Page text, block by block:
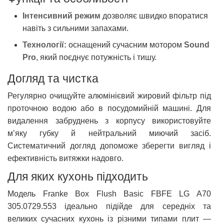
Інтенсивний режим дозволяє швидко впоратися
навіть з сильними запахами.
Технології: оснащений сучасним мотором Sound
Pro, який поєднує потужність і тишу.
Догляд та чистка
Регулярно очищуйте алюмінієвий жировий фільтр під
проточною водою або в посудомийній машині. Для
видалення забруднень з корпусу використовуйте
м’яку губку й нейтральний миючий засіб.
Систематичний догляд допоможе зберегти вигляд і
ефективність витяжки надовго.
Для яких кухонь підходить
Модель Franke Box Flush Basic FBFE LG A70
305.0729.553 ідеально підійде для середніх та
великих сучасних кухонь із різними типами плит —